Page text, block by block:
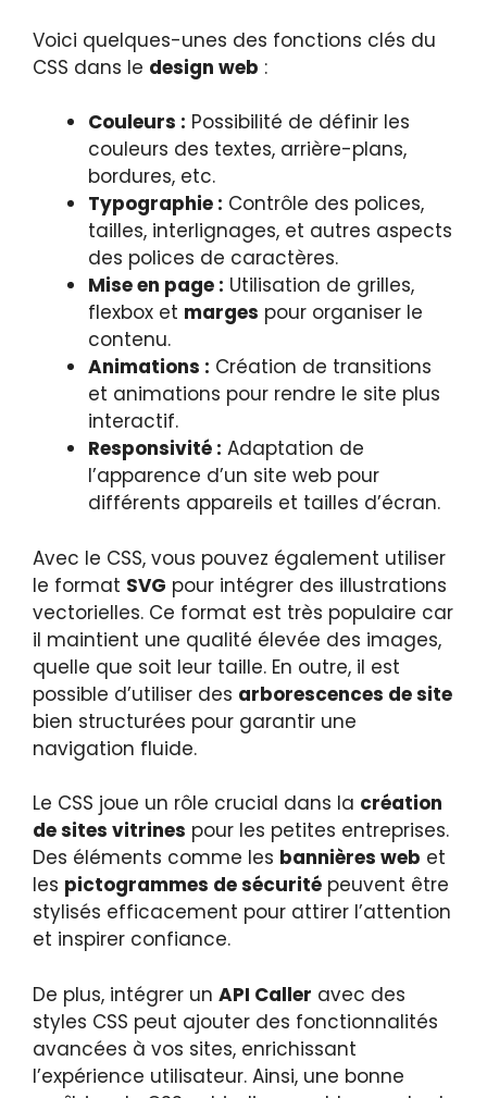
Voici quelques-unes des fonctions clés du
CSS dans le design web :
Couleurs : Possibilité de définir les
couleurs des textes, arrière-plans,
bordures, etc.
Typographie : Contrôle des polices,
tailles, interlignages, et autres aspects
des polices de caractères.
Mise en page : Utilisation de grilles,
flexbox et marges pour organiser le
contenu.
Animations : Création de transitions
et animations pour rendre le site plus
interactif.
Responsivité : Adaptation de
l’apparence d’un site web pour
différents appareils et tailles d’écran.
Avec le CSS, vous pouvez également utiliser
le format SVG pour intégrer des illustrations
vectorielles. Ce format est très populaire car
il maintient une qualité élevée des images,
quelle que soit leur taille. En outre, il est
possible d’utiliser des arborescences de site
bien structurées pour garantir une
navigation fluide.
Le CSS joue un rôle crucial dans la création
de sites vitrines pour les petites entreprises.
Des éléments comme les bannières web et
les pictogrammes de sécurité peuvent être
stylisés efficacement pour attirer l’attention
et inspirer confiance.
De plus, intégrer un API Caller avec des
styles CSS peut ajouter des fonctionnalités
avancées à vos sites, enrichissant
l’expérience utilisateur. Ainsi, une bonne